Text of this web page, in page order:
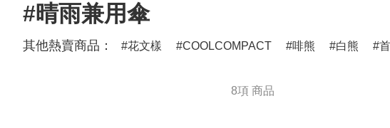
#晴雨兼用傘
其他熱賣商品： 花文樣 COOLCOMPACT 啡熊 白熊
8項 商品